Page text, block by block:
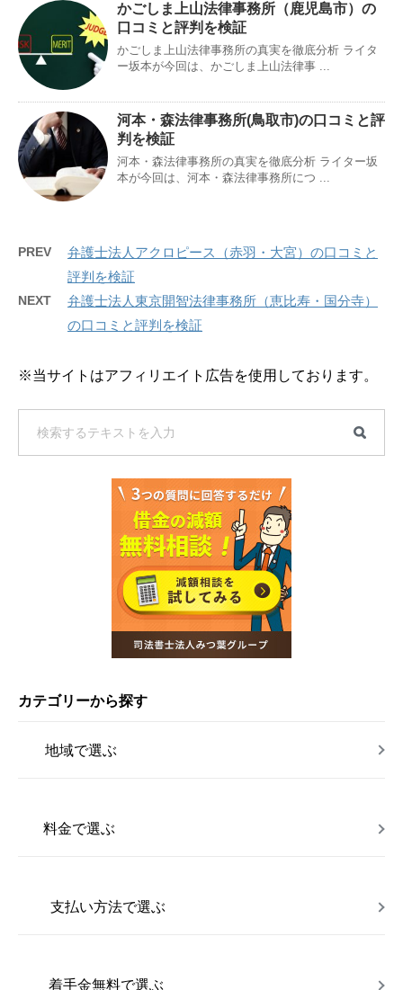
かごしま上山法律事務所（鹿児島市）の
口コミと評判を検証
かごしま上山法律事務所の真実を徹底分析 ライタ
ー坂本が今回は、かごしま上山法律事 ...
河本・森法律事務所(鳥取市)の口コミと評
判を検証
河本・森法律事務所の真実を徹底分析 ライター坂
本が今回は、河本・森法律事務所につ ...
PREV
弁護士法人アクロピース（赤羽・大宮）の口コミと
評判を検証
NEXT
弁護士法人東京開智法律事務所（恵比寿・国分寺）
の口コミと評判を検証
※当サイトはアフィリエイト広告を使用しております。
カテゴリーから探す
地域で選ぶ
料金で選ぶ
支払い方法で選ぶ
着手金無料で選ぶ